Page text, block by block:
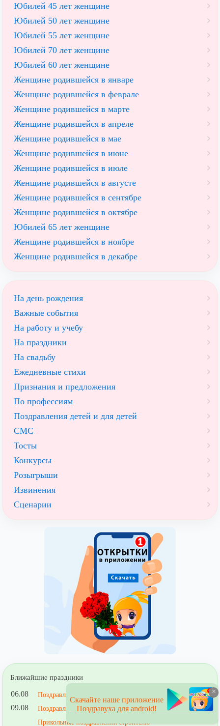
Юбилей 45 лет женщине
Юбилей 50 лет женщине
Юбилей 55 лет женщине
Юбилей 70 лет женщине
Юбилей 60 лет женщине
Женщине родившейся в январе
Женщине родившейся в феврале
Женщине родившейся в марте
Женщине родившейся в апреле
Женщине родившейся в мае
Женщине родившейся в июне
Женщине родившейся в июле
Женщине родившейся в августе
Женщине родившейся в сентябре
Женщине родившейся в октябре
Юбилей 65 лет женщине
Женщине родившейся в ноябре
Женщине родившейся в декабре
На день рождения
Важные события
На работу и учебу
На праздники
На свадьбу
Ежедневные стихи
Признания и предложения
По профессиям
Поздравления детей и для детей
СМС
Тосты
Конкурсы
Розыгрыши
Извинения
Сценарии
Ближайшие праздники
06.08 Поздравления с Днем Железнодорожных войск
09.08
Поздравления с Днем строителя
Прикольные поздравления строителю
×
Скачайте наше приложение
Поздравуха для android!